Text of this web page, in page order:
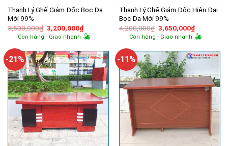
Thanh Lý Ghế Giám Đốc Bọc Da
Mới 99%
3,500,000₫ Giá
gốc
là:
3,200,000₫Giá
hiện
tại
3,200,000₫.
Còn hàng - Giao nhanh
Thanh Lý Ghế Giám Đốc Hiện Đại
Bọc Da Mới 99%
4,200,000₫ Giá
gốc
là:
3,650,000₫Giá
hiện
tại
Còn hàng - Giao nhanh
-21% -11%